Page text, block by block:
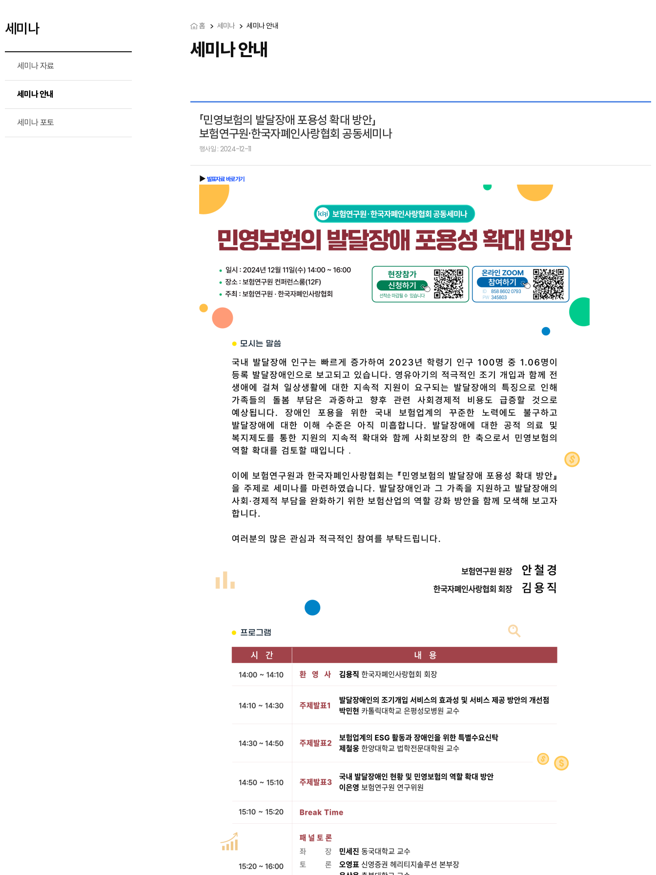
세미나
세미나 자료
세미나 안내
세미나 포토
홈 세미나 세미나 안내
세미나 안내
「민영보험의 발달장애 포용성 확대 방안」
보험연구원·한국자폐인사랑협회 공동세미나
행사일 : 2024-12-11
▶발표자료 바로가기